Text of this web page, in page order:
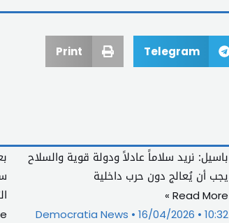
Telegram
Print
باسيل: نريد سلاماً عادلاً ودولة قوية والسلاح
يجب أن يُعالج دون حرب داخلية
Read More »
Democratia News
16/04/2026
10:32